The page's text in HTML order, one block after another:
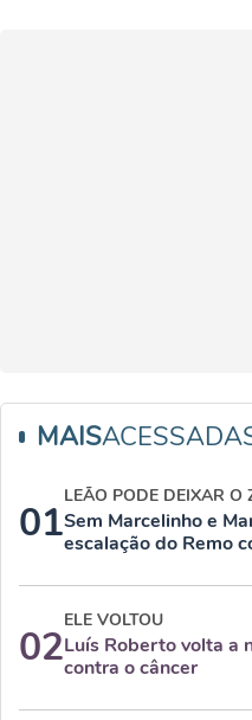
MAIS
01
LEÃO PODE DEIXAR O
Sem Marcelinho e
escalação do Remo
02
ELE VOLTOU
Luís Roberto volta a
contra o câncer